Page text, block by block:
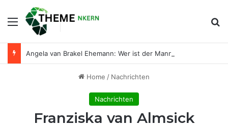
Menu
Home / Nachrichten
Nachrichten
Franziska van Almsick